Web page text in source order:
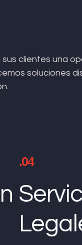
clientes una
soluciones
.04